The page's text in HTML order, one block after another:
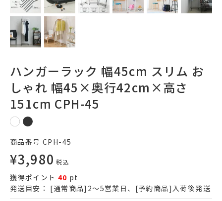
ハンガーラック 幅45cm スリム お
しゃれ 幅45×奥行42cm×高さ
151cm CPH-45
商品番号 CPH-45
¥3,980 税込
獲得ポイント 40 pt
発送目安： [通常商品]2～5営業日、[予約商品]入荷後発送